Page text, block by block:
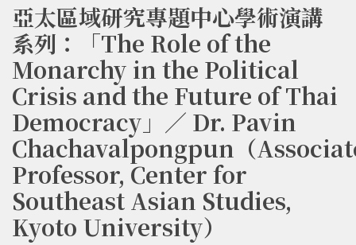
亞太區域研究專題中心學術演講
系列：「The Role of the
Monarchy in the Political
Crisis and the Future of Thai
Democracy」／ Dr. Pavin
Chachavalpongpun（
Professor, Center for
Southeast Asian Studies,
Kyoto University）